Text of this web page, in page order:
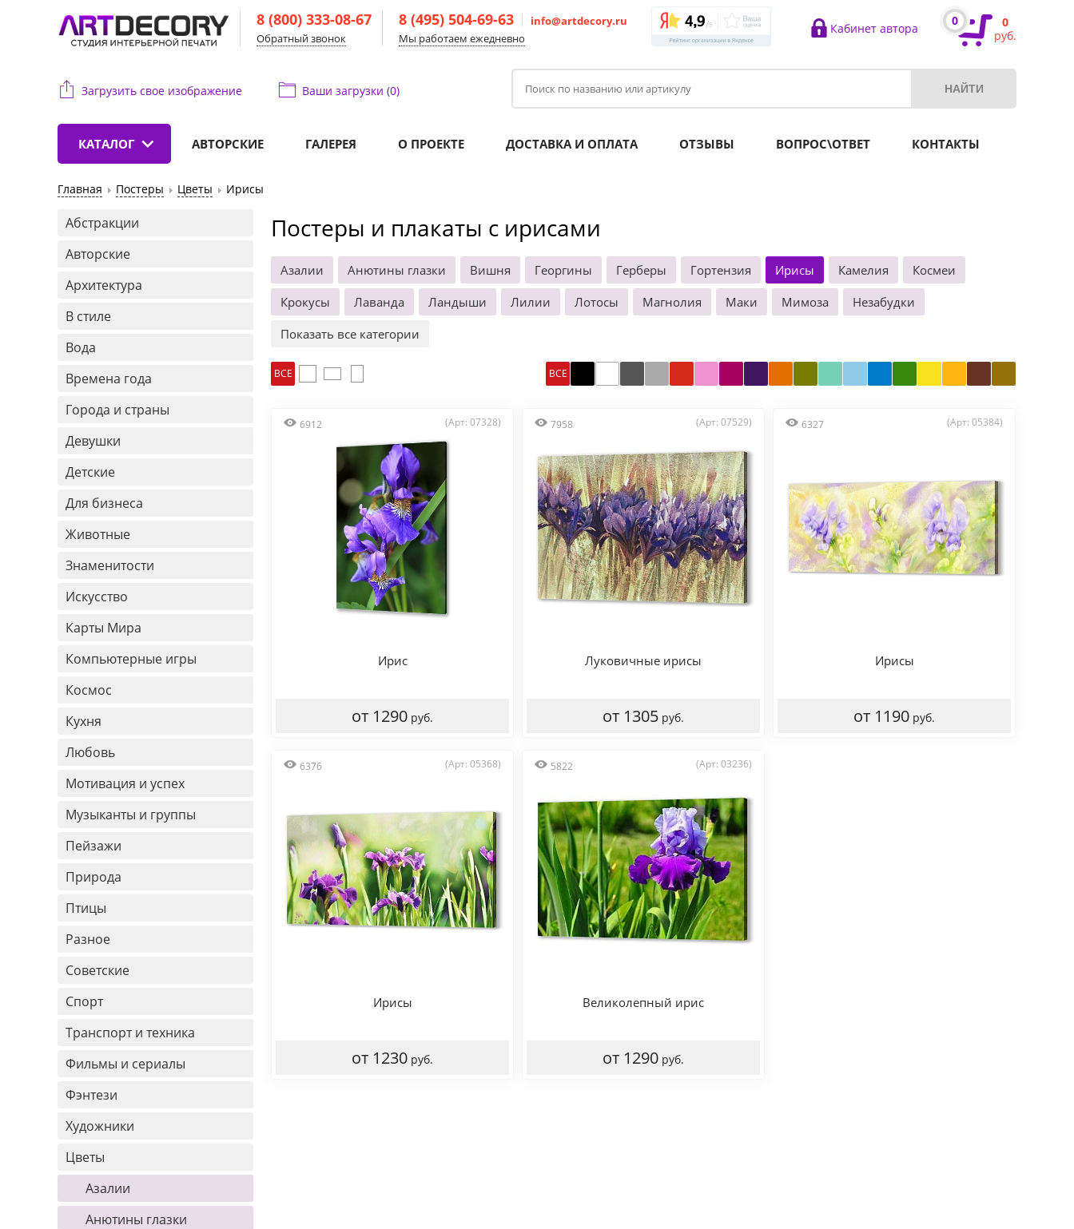
8 (800) 333-08-67
Обратный звонок
8 (495) 504-69-63
info@artdecory.ru
Мы работаем ежедневно
Кабинет автора
0
0
руб.
Загрузить свое изображение Ваши загрузки (0)
КАТАЛОГ АВТОРСКИЕ ГАЛЕРЕЯ О ПРОЕКТЕ ДОСТАВКА И ОПЛАТА ОТЗЫВЫ ВОПРОС\ОТВЕТ КОНТАКТЫ
Главная Постеры Цветы Ирисы
Абстракции
Авторские
Архитектура
В стиле
Вода
Времена года
Города и страны
Девушки
Детские
Для бизнеса
Животные
Знаменитости
Искусство
Карты Мира
Компьютерные игры
Космос
Кухня
Любовь
Мотивация и успех
Музыканты и группы
Пейзажи
Природа
Птицы
Разное
Советские
Спорт
Транспорт и техника
Фильмы и сериалы
Фэнтези
Художники
Цветы
Азалии
Анютины глазки
Постеры и плакаты с ирисами
Азалии Анютины глазки Вишня Георгины Герберы Гортензия Ирисы Камелия
Космеи
Крокусы
Лаванда Ландыши Лилии Лотосы Магнолия Маки Мимоза
Незабудки
Показать все категории
ВСЕ ВСЕ
6912 (Арт: 07328)
Ирис
от 1290 руб.
7958 (Арт: 07529)
Луковичные ирисы
от 1305 руб.
6327 (Арт: 05384)
Ирисы
от 1190 руб.
6376 (Арт: 05368)
Ирисы
от 1230 руб.
5822 (Арт: 03236)
Великолепный ирис
от 1290 руб.